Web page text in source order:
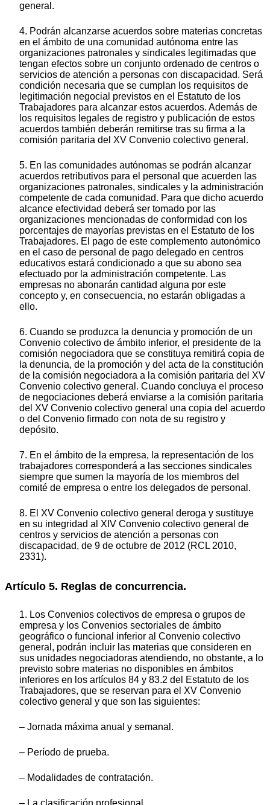
general.
4. Podrán alcanzarse acuerdos sobre materias concretas
en el ámbito de una comunidad autónoma entre las
organizaciones patronales y sindicales legitimadas que
tengan efectos sobre un conjunto ordenado de centros o
servicios de atención a personas con discapacidad. Será
condición necesaria que se cumplan los requisitos de
legitimación negocial previstos en el Estatuto de los
Trabajadores para alcanzar estos acuerdos. Además de
los requisitos legales de registro y publicación de estos
acuerdos también deberán remitirse tras su firma a la
comisión paritaria del XV Convenio colectivo general.
5. En las comunidades autónomas se podrán alcanzar
acuerdos retributivos para el personal que acuerden las
organizaciones patronales, sindicales y la administración
competente de cada comunidad. Para que dicho acuerdo
alcance efectividad deberá ser tomado por las
organizaciones mencionadas de conformidad con los
porcentajes de mayorías previstas en el Estatuto de los
Trabajadores. El pago de este complemento autonómico
en el caso de personal de pago delegado en centros
educativos estará condicionado a que su abono sea
efectuado por la administración competente. Las
empresas no abonarán cantidad alguna por este
concepto y, en consecuencia, no estarán obligadas a
ello.
6. Cuando se produzca la denuncia y promoción de un
Convenio colectivo de ámbito inferior, el presidente de la
comisión negociadora que se constituya remitirá copia de
la denuncia, de la promoción y del acta de la constitución
de la comisión negociadora a la comisión paritaria del XV
Convenio colectivo general. Cuando concluya el proceso
de negociaciones deberá enviarse a la comisión paritaria
del XV Convenio colectivo general una copia del acuerdo
o del Convenio firmado con nota de su registro y
depósito.
7. En el ámbito de la empresa, la representación de los
trabajadores corresponderá a las secciones sindicales
siempre que sumen la mayoría de los miembros del
comité de empresa o entre los delegados de personal.
8. El XV Convenio colectivo general deroga y sustituye
en su integridad al XIV Convenio colectivo general de
centros y servicios de atención a personas con
discapacidad, de 9 de octubre de 2012 (RCL 2010,
2331).
Artículo 5. Reglas de concurrencia.
1. Los Convenios colectivos de empresa o grupos de
empresa y los Convenios sectoriales de ámbito
geográfico o funcional inferior al Convenio colectivo
general, podrán incluir las materias que consideren en
sus unidades negociadoras atendiendo, no obstante, a lo
previsto sobre materias no disponibles en ámbitos
inferiores en los artículos 84 y 83.2 del Estatuto de los
Trabajadores, que se reservan para el XV Convenio
colectivo general y que son las siguientes:
– Jornada máxima anual y semanal.
– Período de prueba.
– Modalidades de contratación.